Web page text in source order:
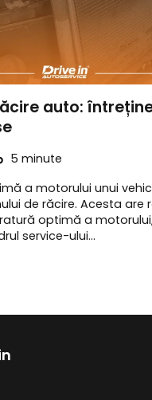
auto:
5 minute
a motorului unui
de răcire. Acesta are
optimă a
service-ului…